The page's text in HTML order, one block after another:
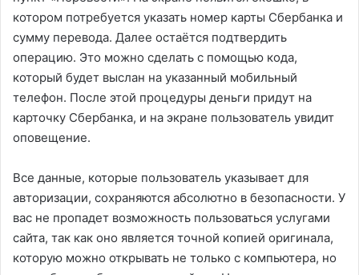
котором потребуется указать номер карты Сбербанка и
сумму перевода. Далее остаётся подтвердить
операцию. Это можно сделать с помощью кода,
который будет выслан на указанный мобильный
телефон. После этой процедуры деньги придут на
карточку Сбербанка, и на экране пользователь увидит
оповещение.
Все данные, которые пользователь указывает для
авторизации, сохраняются абсолютно в безопасности. У
вас не пропадет возможность пользоваться услугами
сайта, так как оно является точной копией оригинала,
которую можно открывать не только с компьютера, но